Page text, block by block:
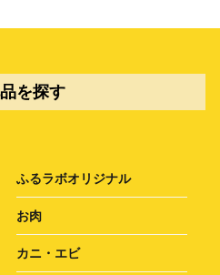
を探す
ふるラボオリジナル
お肉
カニ・エビ